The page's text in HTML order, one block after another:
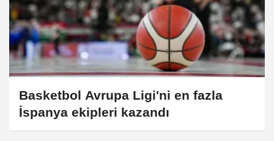
Basketbol Avrupa Ligi'ni en fazla
İspanya ekipleri kazandı